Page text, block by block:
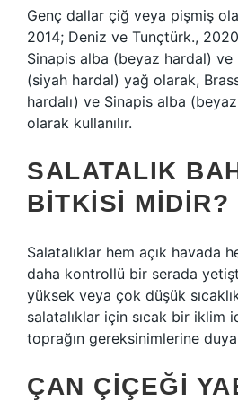
Genç dallar çiğ veya pişmiş
2014; Deniz ve Tunçtürk.,
Sinapis alba (beyaz hardal) ve
(siyah hardal) yağ olarak,
hardalı) ve Sinapis alba
olarak kullanılır.
SALATALIK
BITKISI MIDIR?
Salatalıklar hem açık havada
daha kontrollü bir serada
yüksek veya çok düşük
salatalıklar için sıcak bir iklim
toprağın gereksinimlerine
ÇAN ÇIÇEĞI